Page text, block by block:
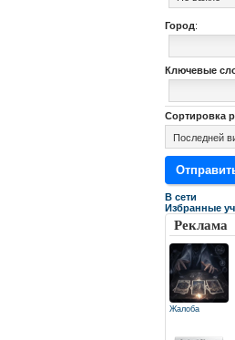
Город:
Ключевые
Сортировка
В сети
Избранные
Реклама
Жалоба